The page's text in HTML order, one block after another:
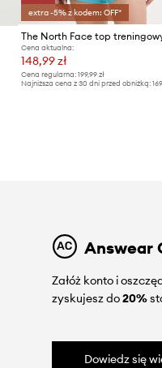
extra -5% z kodem: OFF*
Cena aktualna:
148,99 zł
Cena regularna: 199,99 zł
Najniższa cena z 30 dni przed obniżką:
Answear
Załóż konto i
zyskujesz do20%
Dowiedz się